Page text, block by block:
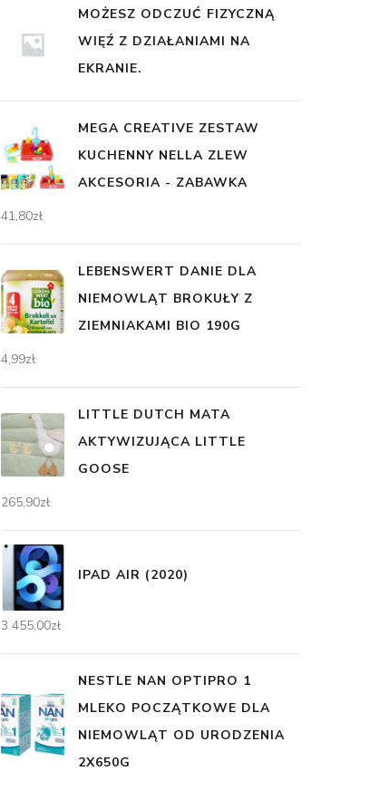
MOŻESZ ODCZUĆ FIZYCZNĄ
WIĘŹ Z DZIAŁANIAMI NA
EKRANIE.
MEGA CREATIVE ZESTAW
KUCHENNY NELLA ZLEW
AKCESORIA - ZABAWKA
41,80zł
LEBENSWERT DANIE DLA
NIEMOWLĄT BROKUŁY Z
ZIEMNIAKAMI BIO 190G
4,99zł
LITTLE DUTCH MATA
AKTYWIZUJĄCA LITTLE
GOOSE
265,90zł
IPAD AIR (2020)
3 455,00zł
NESTLE NAN OPTIPRO 1
MLEKO POCZĄTKOWE DLA
NIEMOWLĄT OD URODZENIA
2X650G